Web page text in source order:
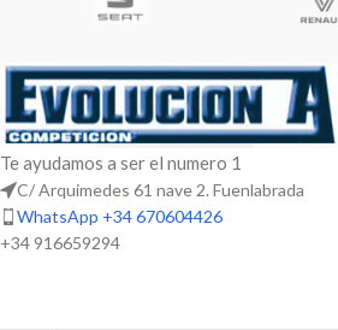
Te ayudamos a ser el numero 1
C/ Arquimedes 61 nave 2. Fuenlabrada
WhatsApp +34 670604426
+34 916659294